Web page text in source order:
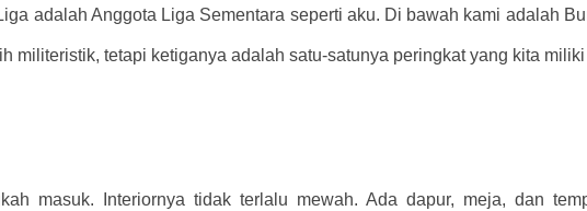
adalah Anggota Liga Sementara seperti aku. Di bawah kami adalah
militeristik, tetapi ketiganya adalah satu-satunya peringkat yang kita miliki
masuk. Interiornya tidak terlalu mewah. Ada dapur, meja, dan